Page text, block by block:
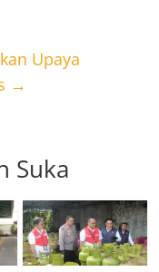
Upaya
→
Suka